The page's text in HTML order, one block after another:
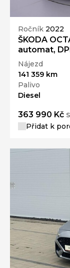
Ročník 2022
ŠKODA
automat,
Nájezd
141 359 km
Palivo
Diesel
363 990 Kč
Přidat k